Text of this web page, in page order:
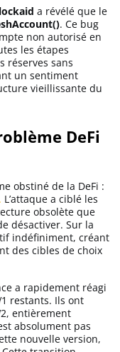
a révélé que le
. Ce bug
non autorisé en
les étapes
réserves sans
un sentiment
vieillissante du
DeFi
obstiné de la DeFi :
. L’attaque a ciblé les
obsolète que
désactiver. Sur la
indéfiniment, créant
des cibles de choix
a rapidement réagi
restants. Ils ont
entièrement
absolument pas
nouvelle version,